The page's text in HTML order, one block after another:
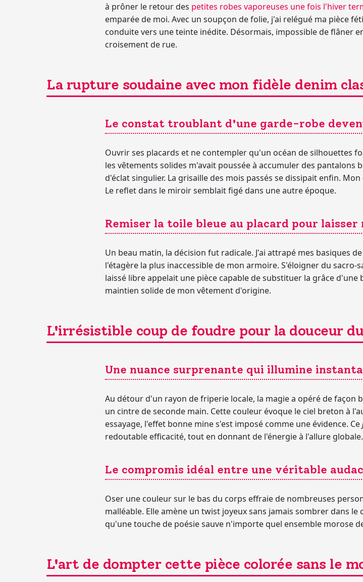
à prôner le retour des petites robes vaporeuses une fois l'hiver
emparée de moi. Avec un soupçon de folie, j'ai relégué ma pièce
conduite vers une teinte inédite. Désormais, impossible de flâner
croisement de rue.
La rupture soudaine avec mon fidèle denim
Le constat troublant d'une garde-robe
Ouvrir ses placards et ne contempler qu'un océan de silhouettes
les vêtements solides m'avait poussée à accumuler des
d'éclat singulier. La grisaille des mois passés se dissipait enfin.
Le reflet dans le miroir semblait figé dans une autre époque.
Remiser la toile bleue au placard pour
Un beau matin, la décision fut radicale. J'ai attrapé mes basiques
l'étagère la plus inaccessible de mon armoire. S'éloigner du sacro-
laissé libre appelait une pièce capable de substituer la grâce
maintien solide de mon vêtement d'origine.
L'irrésistible coup de foudre pour la douceur
Une nuance surprenante qui illumine
Au détour d'un rayon de friperie locale, la magie a opéré de façon
un cintre de seconde main. Cette couleur évoque le ciel breton à
essayage, l'effet bonne mine s'est imposé comme une évidence. Ce
redoutable efficacité, tout en donnant de l'énergie à l'allure globale.
Le compromis idéal entre une véritable
Oser une couleur sur le bas du corps effraie de nombreuses
malléable. Elle amène un twist joyeux sans jamais sombrer dans
qu'une touche de poésie sauve n'importe quel ensemble morose
L'art de dompter cette pièce colorée sans le